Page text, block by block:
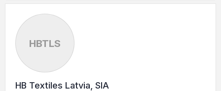
HBTLS
HB Textiles Latvia, SIA